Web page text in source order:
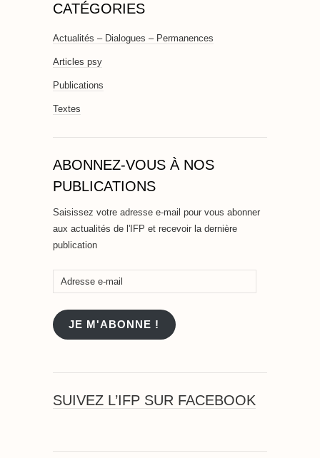
CATÉGORIES
Actualités – Dialogues – Permanences
Articles psy
Publications
Textes
ABONNEZ-VOUS À NOS
PUBLICATIONS
Saisissez votre adresse e-mail pour vous abonner
aux actualités de l'IFP et recevoir la dernière
publication
Adresse
e-
mail
JE M'ABONNE !
SUIVEZ L’IFP SUR FACEBOOK